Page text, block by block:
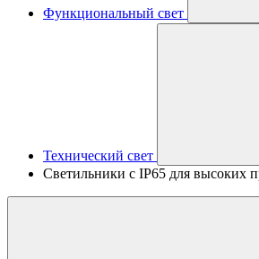
Функциональный свет
Технический свет
Светильники с IP65 для высоких